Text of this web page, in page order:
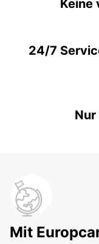
Keine
24/7
Mit